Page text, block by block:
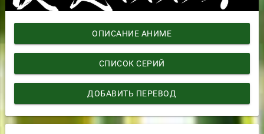
ОПИСАНИЕ АНИМЕ
СПИСОК СЕРИЙ
ДОБАВИТЬ ПЕРЕВОД